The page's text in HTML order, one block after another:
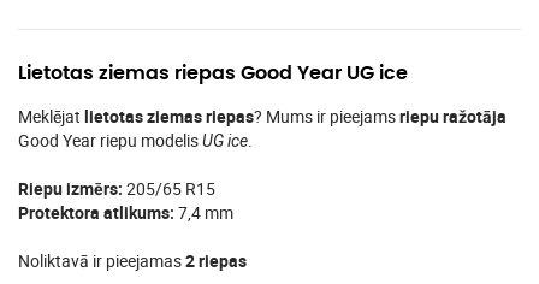
Lietotas ziemas riepas Good Year UG ice
Meklējat lietotas ziemas riepas? Mums ir pieejamsriepu ražotāja
Good Year riepu modelisUG ice.
Riepu izmērs: 205/65 R15
Protektora atlikums: 7,4 mm
Noliktavā ir pieejamas2 riepas